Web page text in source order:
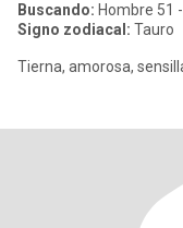
Buscando: Hombre 51
Signo zodiacal: Tauro
Tierna, amorosa,